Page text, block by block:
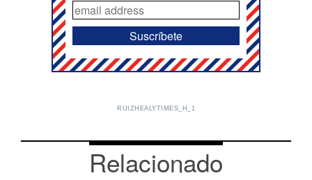
RUIZHEALYTIMES_H_1
Relacionado